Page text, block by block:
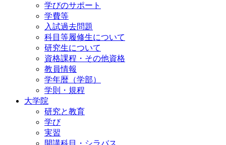
学びのサポート
学費等
入試過去問題
科目等履修生について
研究生について
資格課程・その他資格
教員情報
学年暦（学部）
学則・規程
大学院
研究と教育
学び
実習
開講科目・シラバス